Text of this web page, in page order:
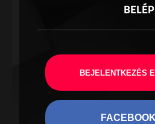
BEJELENTKEZÉS